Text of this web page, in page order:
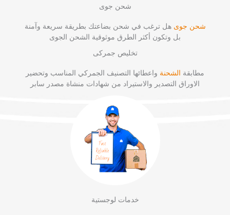
شحن جوى
شحن جوى هل ترغب في شحن بضاعتك بطريقة سريعة وآمنة
بل وتكون أكثر الطرق موثوقية الشحن الجوى
تخليص جمركى
مطابقة الشحنة واعطائها التصنيف الجمركي المناسب وتحضير
الاوراق التصدير والاستيراد من شهادات منشاة مصدر سابر
خدمات لوجستية